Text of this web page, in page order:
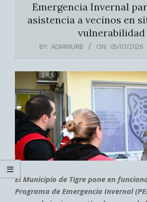
Emergencia Invernal
asistencia a vecinos en
vulnerabilidad
BY: ADMINURB ON: 05/07/2026
El Municipio de Tigre pone en
Programa de Emergencia Invernal